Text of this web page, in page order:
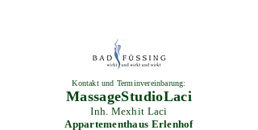
Kontakt und Terminvereinbarung:
MassageStudioLaci
Inh. Mexhit Laci
Appartementhaus Erlenhof